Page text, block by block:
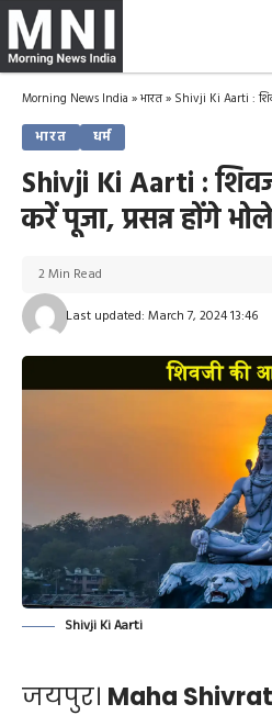
Morning News India »भारत» Shivji Ki Aarti :
भारत धर्म
Shivji Ki Aarti :
करें पूजा, प्रसन्न होंगे
Last updated: March 7, 2024 13:46
2 Min Read
Shivji Ki Aarti
जयपुर। Maha